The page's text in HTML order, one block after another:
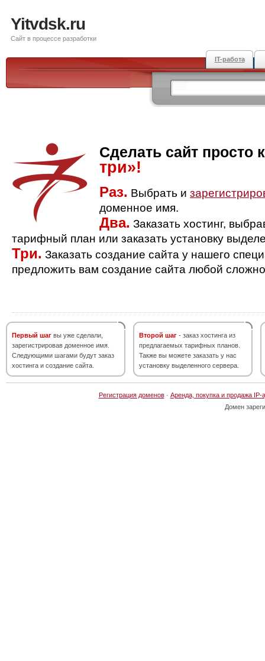
Yitvdsk.ru
Сайт в процессе разработки
IT-работа
Сделать сайт просто
три»!
Раз. Выбрать и
доменное имя.
Два. Заказать хостинг,
тарифный план или заказать установку
Три. Заказать создание сайта у нашего
предложить вам создание сайта любой
Первый шаг вы уже сделали,
зарегистрировав доменное имя.
Следующими шагами будут заказ
хостинга и создание сайта.
Второй шаг - заказ хостинга из
предлагаемых тарифных планов.
Также вы можете заказать у нас
установку выделенного сервера.
Регистрация доменов· Аренда, покупка и продажа IP-
Домен